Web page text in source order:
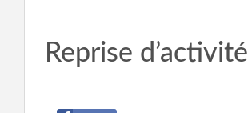
Reprise d’activité